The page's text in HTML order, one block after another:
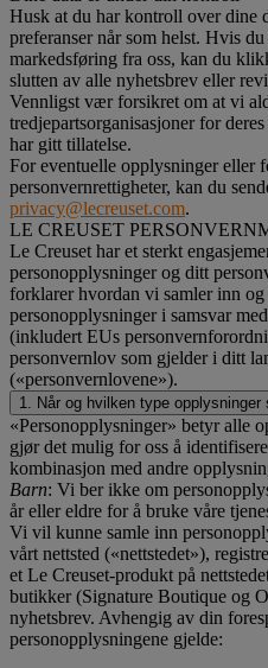
Husk at du har kontroll over dine
preferanser når som helst. Hvis
markedsføring fra oss, kan du
slutten av alle nyhetsbrev eller
Vennligst vær forsikret om at vi
tredjepartsorganisasjoner for
har gitt tillatelse.
For eventuelle opplysninger eller
personvernrettigheter, kan du
privacy@lecreuset.com.
LE CREUSET
Le Creuset har et sterkt
personopplysninger og ditt
forklarer hvordan vi samler inn og
personopplysninger i samsvar
(inkludert EUs
personvernlov som gjelder i ditt
(«personvernlovene»).
1. Når og hvilken type opplysninger
«Personopplysninger» betyr alle
gjør det mulig for oss å
kombinasjon med andre
Barn: Vi ber ikke om
år eller eldre for å bruke våre
Vi vil kunne samle inn
vårt nettsted («nettstedet»),
et Le Creuset-produkt på
butikker (Signature Boutique og
nyhetsbrev. Avhengig av din
personopplysningene gjelde: